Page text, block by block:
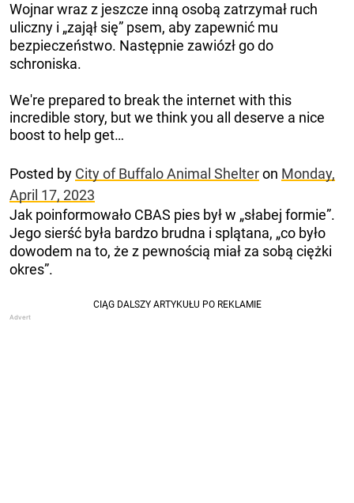
Wojnar wraz z jeszcze inną osobą zatrzymał ruch
uliczny i „zajął się” psem, aby zapewnić mu
bezpieczeństwo. Następnie zawiózł go do
schroniska.
We're prepared to break the internet with this
incredible story, but we think you all deserve a nice
boost to help get…
Posted by City of Buffalo Animal Shelteron Monday,
April 17, 2023
Jak poinformowało CBAS pies był w „słabej formie”.
Jego sierść była bardzo brudna i splątana, „co było
dowodem na to, że z pewnością miał za sobą ciężki
okres”.